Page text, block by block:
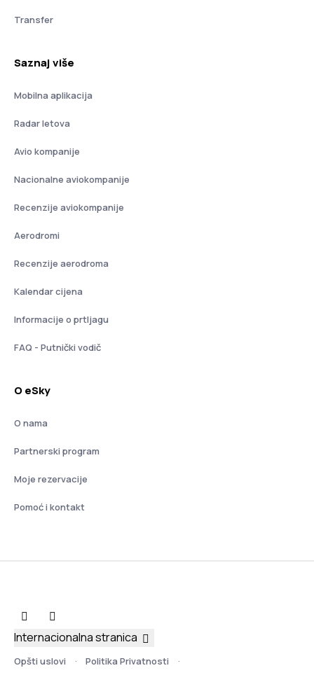
Transfer
Saznaj više
Mobilna aplikacija
Radar letova
Avio kompanije
Nacionalne aviokompanije
Recenzije aviokompanije
Aerodromi
Recenzije aerodroma
Kalendar cijena
Informacije o prtljagu
FAQ - Putnički vodič
O eSky
O nama
Partnerski program
Moje rezervacije
Pomoć i kontakt
Opšti uslovi Politika Privatnosti
Internacionalna stranica